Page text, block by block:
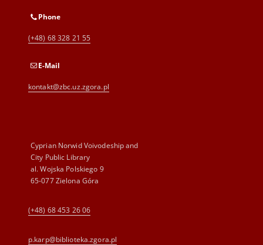
Phone
(+48) 68 328 21 55
E-Mail
kontakt@zbc.uz.zgora.pl
Cyprian Norwid Voivodeship and
City Public Library
al. Wojska Polskiego 9
65-077 Zielona Góra
(+48) 68 453 26 06
p.karp@biblioteka.zgora.pl